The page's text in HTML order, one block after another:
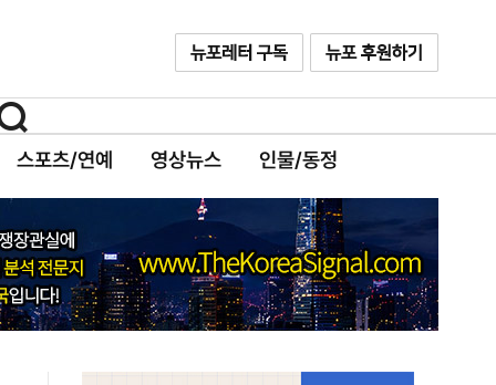
스포츠/연예 영상뉴스 인물/동정